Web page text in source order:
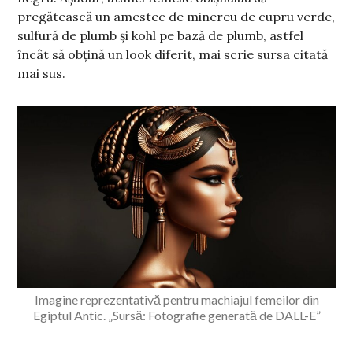
pregătească un amestec de minereu de cupru verde,
sulfură de plumb și kohl pe bază de plumb, astfel
încât să obțină un look diferit, mai scrie sursa citată
mai sus.
Imagine reprezentativă pentru machiajul femeilor din
Egiptul Antic. „Sursă: Fotografie generată de DALL-E”